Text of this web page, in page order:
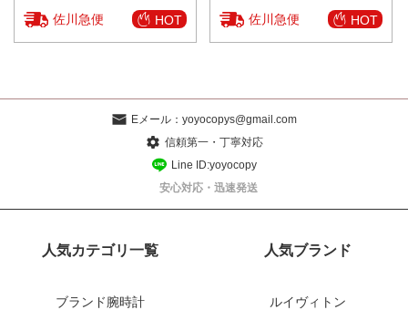
佐川急便 HOT 佐川急便 HOT
Eメール： yoyocopys@gmail.com
信頼第一・丁寧対応
Line ID:yoyocopy
安心対応・迅速発送
人気カテゴリ一覧
ブランド腕時計
人気ブランド
ルイヴィトン